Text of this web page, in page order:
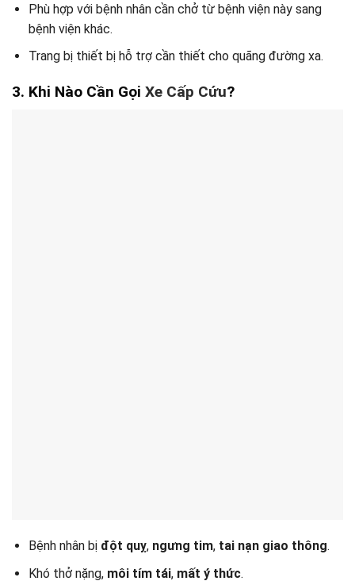
Phù hợp với bệnh nhân cần chở từ bệnh viện này sang
bệnh viện khác.
Trang bị thiết bị hỗ trợ cần thiết cho quãng đường xa.
3. Khi Nào Cần Gọi Xe Cấp Cứu?
Bệnh nhân bị đột quỵ, ngưng tim, tai nạn giao thông.
Khó thở nặng, môi tím tái, mất ý thức.